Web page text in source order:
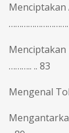
Menciptakan
Menciptakan
……….. .. 83
Mengenal